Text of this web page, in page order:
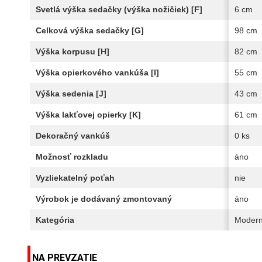
Svetlá výška sedačky (výška nožičiek) [F] 6 cm
Celková výška sedačky [G] 98 cm
Výška korpusu [H] 82 cm
Výška opierkového vankúša [I] 55 cm
Výška sedenia [J] 43 cm
Výška lakťovej opierky [K] 61 cm
Dekoračný vankúš 0 ks
Možnosť rozkladu áno
Vyzliekatelný poťah nie
Výrobok je dodávaný zmontovaný áno
Kategória
NA PREVZATIE